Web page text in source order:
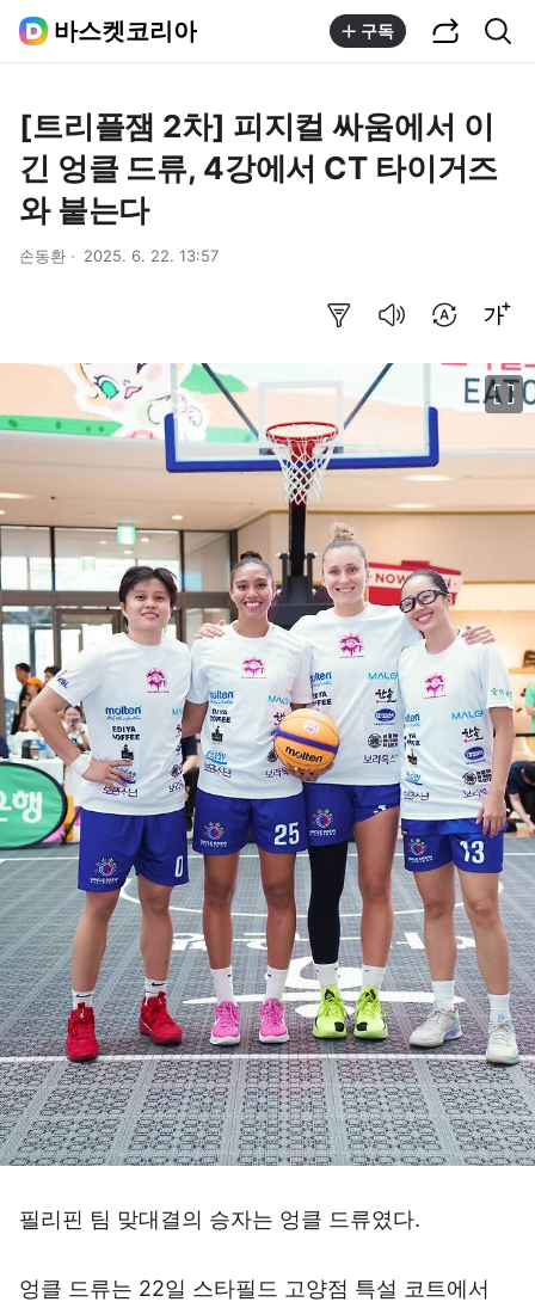
바스켓코리아 구독
[트리플잼 2차] 피지컬 싸움에서 이
긴 엉클 드류, 4강에서 CT 타이거즈
와 붙는다
손동환 2025. 6. 22. 13:57
필리핀 팀 맞대결의 승자는 엉클 드류였다.
엉클 드류는 22일 스타필드 고양점 특설 코트에서